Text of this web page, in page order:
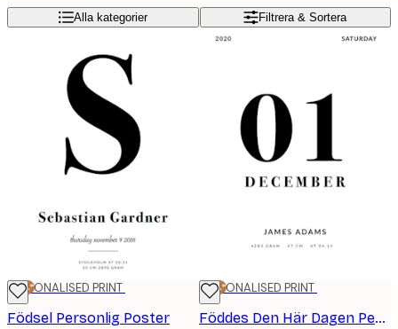
Alla kategorier Filtrera & Sortera
25%*
PERSONALISED PRINT
Födsel Personlig Poster
25%*
PERSONALISED PRINT
Föddes Den Här Dagen Personlig Poster